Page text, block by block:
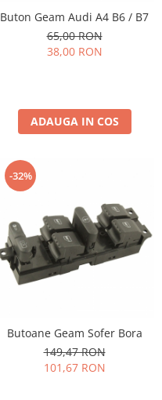
Buton Geam Audi A4 B6 / B7
65,00 RON
38,00 RON
ADAUGA IN COS
-32%
Butoane Geam Sofer Bora
149,47 RON
101,67 RON